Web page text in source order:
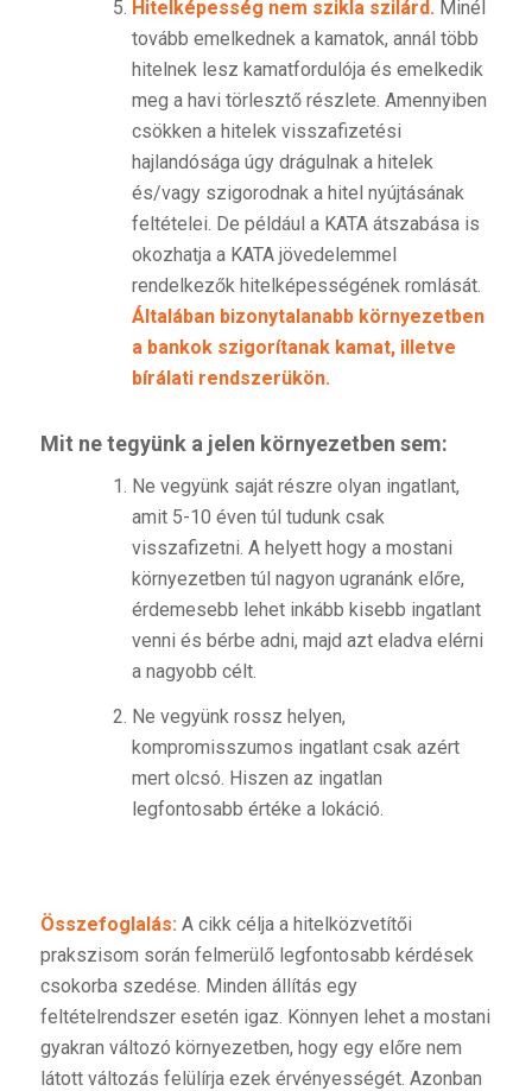
Hitelképesség nem szikla szilárd. Minél
tovább emelkednek a kamatok, annál több
hitelnek lesz kamatfordulója és emelkedik
meg a havi törlesztő részlete. Amennyiben
csökken a hitelek visszafizetési
hajlandósága úgy drágulnak a hitelek
és/vagy szigorodnak a hitel nyújtásának
feltételei. De például a KATA átszabása is
okozhatja a KATA jövedelemmel
rendelkezők hitelképességének romlását.
Általában bizonytalanabb környezetben
a bankok szigorítanak kamat, illetve
bírálati rendszerükön.
Mit ne tegyünk a jelen környezetben sem:
Ne vegyünk saját részre olyan ingatlant,
amit 5-10 éven túl tudunk csak
visszafizetni. A helyett hogy a mostani
környezetben túl nagyon ugranánk előre,
érdemesebb lehet inkább kisebb ingatlant
venni és bérbe adni, majd azt eladva elérni
a nagyobb célt.
Ne vegyünk rossz helyen,
kompromisszumos ingatlant csak azért
mert olcsó. Hiszen az ingatlan
legfontosabb értéke a lokáció.
Összefoglalás:A cikk célja a hitelközvetítői
prakszisom során felmerülő legfontosabb kérdések
csokorba szedése. Minden állítás egy
feltételrendszer esetén igaz. Könnyen lehet a mostani
gyakran változó környezetben, hogy egy előre nem
látott változás felülírja ezek érvényességét. Azonban